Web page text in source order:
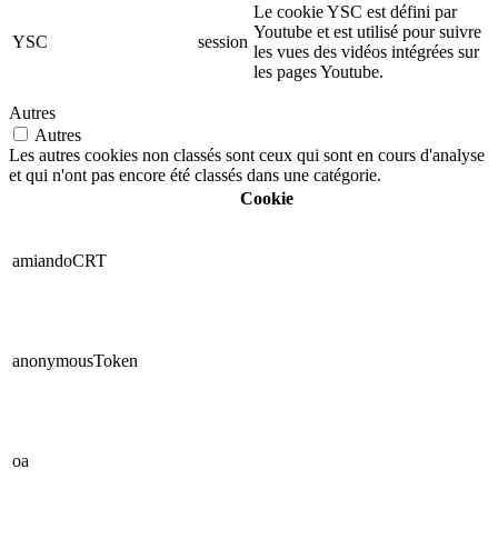
YSC session
Le cookie YSC est défini par
Youtube et est utilisé pour suivre
les vues des vidéos intégrées sur
les pages Youtube.
Autres
Autres
Les autres cookies non classés sont ceux qui sont en cours d'analyse
et qui n'ont pas encore été classés dans une catégorie.
Cookie
amiandoCRT
anonymousToken
oa